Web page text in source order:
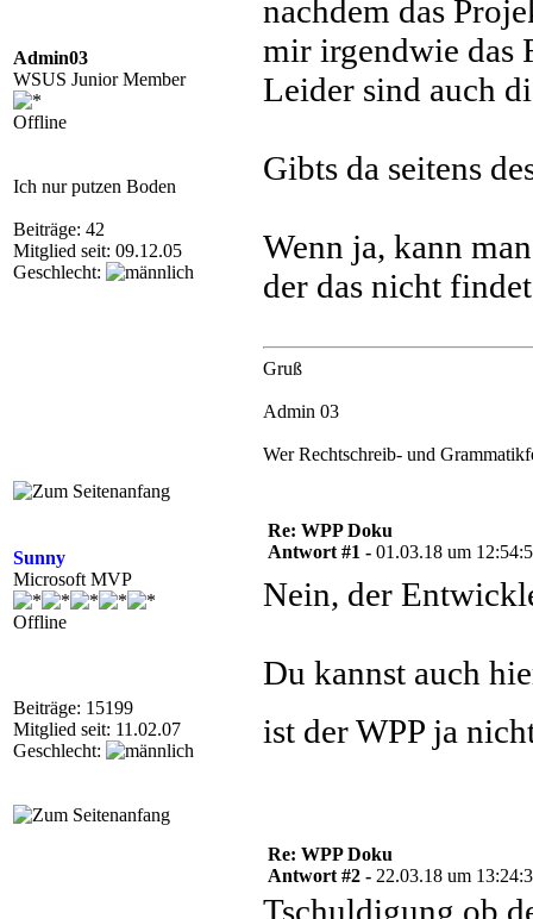
Admin03
WSUS Junior Member
Offline
Ich nur putzen Boden
Beiträge: 42
Mitglied seit: 09.12.05
Geschlecht:
nachdem das
mir irgendwie das
Leider sind auch
Gibts da seitens
Wenn ja, kann
der das nicht
Gruß
Admin 03
Wer Rechtschreib- und
Sunny
Microsoft MVP
Offline
Beiträge: 15199
Mitglied seit: 11.02.07
Geschlecht:
Re: WPP Doku
Antwort #1 - 01.03.18 um
Nein, der
Du kannst auch
ist der WPP ja
Re: WPP Doku
Antwort #2 - 22.03.18 um
Tschuldigung ob